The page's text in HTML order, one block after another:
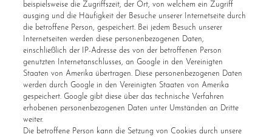
beispielsweise die Zugriffszeit, der Ort, von welchem ein Zugriff
ausging und die Häufigkeit der Besuche unserer Internetseite durch
die betroffene Person, gespeichert. Bei jedem Besuch unserer
Internetseiten werden diese personenbezogenen Daten,
einschließlich der IP-Adresse des von der betroffenen Person
genutzten Internetanschlusses, an Google in den Vereinigten
Staaten von Amerika übertragen. Diese personenbezogenen Daten
werden durch Google in den Vereinigten Staaten von Amerika
gespeichert. Google gibt diese über das technische Verfahren
erhobenen personenbezogenen Daten unter Umständen an Dritte
weiter.
Die betroffene Person kann die Setzung von Cookies durch unsere